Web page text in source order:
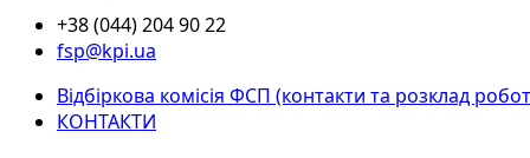
+38 (044) 204 90 22
fsp@kpi.ua
Відбіркова комісія ФСП (контакти та розклад
КОНТАКТИ